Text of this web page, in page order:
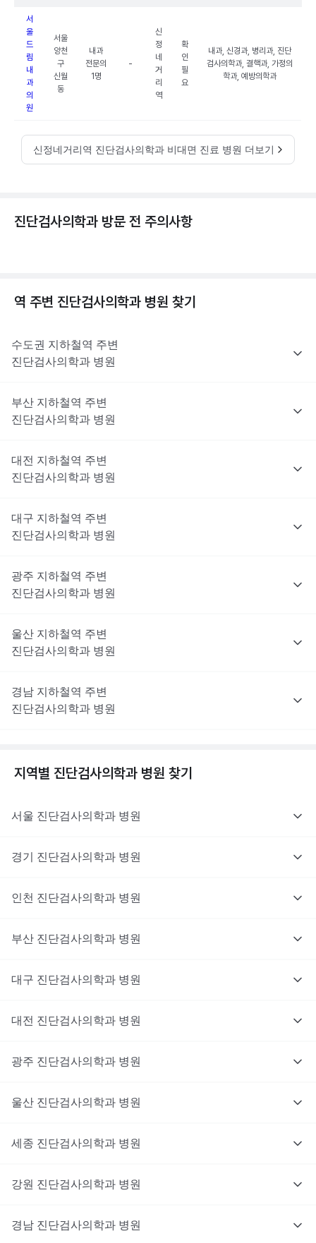
서
울
드
림
내
과
의
원
서울
양천
구
신월
동
내과
전문의
1명
-
신
정
네
거
리
역
확
인
필
요
내과, 신경과, 병리과, 진단
검사의학과, 결핵과, 가정의
학과, 예방의학과
신정네거리역 진단검사의학과 비대면 진료 병원 더보기
진단검사의학과 방문 전 주의사항
역 주변 진단검사의학과 병원 찾기
수도권 지하철역 주변
진단검사의학과 병원
부산 지하철역 주변
진단검사의학과 병원
대전 지하철역 주변
진단검사의학과 병원
대구 지하철역 주변
진단검사의학과 병원
광주 지하철역 주변
진단검사의학과 병원
울산 지하철역 주변
진단검사의학과 병원
경남 지하철역 주변
진단검사의학과 병원
지역별 진단검사의학과 병원 찾기
서울 진단검사의학과 병원
경기 진단검사의학과 병원
인천 진단검사의학과 병원
부산 진단검사의학과 병원
대구 진단검사의학과 병원
대전 진단검사의학과 병원
광주 진단검사의학과 병원
울산 진단검사의학과 병원
세종 진단검사의학과 병원
강원 진단검사의학과 병원
경남 진단검사의학과 병원